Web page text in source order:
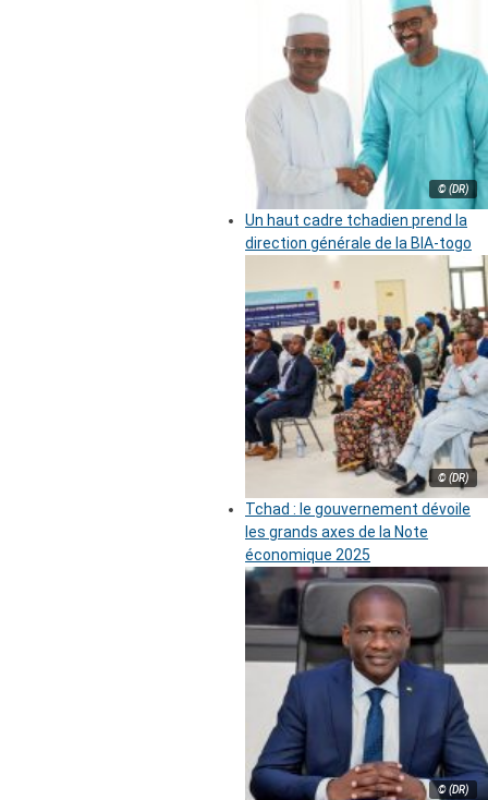
© (DR)
Un haut cadre tchadien prend la
direction générale de la BIA-togo
© (DR)
Tchad : le gouvernement dévoile
les grands axes de la Note
économique 2025
© (DR)